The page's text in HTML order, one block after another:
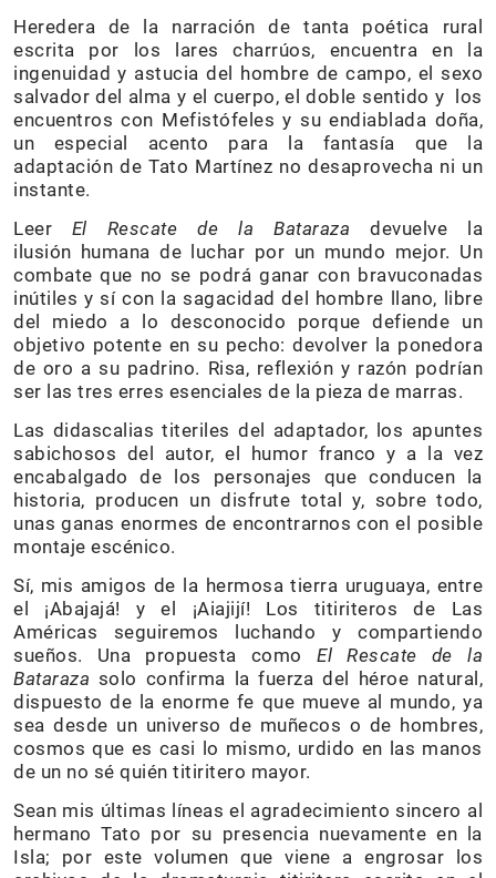
Heredera de la narración de tanta poética rural
escrita por los lares charrúos, encuentra en la
ingenuidad y astucia del hombre de campo, el sexo
salvador del alma y el cuerpo, el doble sentido y los
encuentros con Mefistófeles y su endiablada doña,
un especial acento para la fantasía que la
adaptación de Tato Martínez no desaprovecha ni un
instante.
Leer El Rescate de la Bataraza devuelve la
ilusión humana de luchar por un mundo mejor. Un
combate que no se podrá ganar con bravuconadas
inútiles y sí con la sagacidad del hombre llano, libre
del miedo a lo desconocido porque defiende un
objetivo potente en su pecho: devolver la ponedora
de oro a su padrino. Risa, reflexión y razón podrían
ser las tres erres esenciales de la pieza de marras.
Las didascalias titeriles del adaptador, los apuntes
sabichosos del autor, el humor franco y a la vez
encabalgado de los personajes que conducen la
historia, producen un disfrute total y, sobre todo,
unas ganas enormes de encontrarnos con el posible
montaje escénico.
Sí, mis amigos de la hermosa tierra uruguaya, entre
el ¡Abajajá! y el ¡Aiajijí! Los titiriteros de Las
Américas seguiremos luchando y compartiendo
sueños. Una propuesta comoEl Rescate de la
Bataraza solo confirma la fuerza del héroe natural,
dispuesto de la enorme fe que mueve al mundo, ya
sea desde un universo de muñecos o de hombres,
cosmos que es casi lo mismo, urdido en las manos
de un no sé quién titiritero mayor.
Sean mis últimas líneas el agradecimiento sincero al
hermano Tato por su presencia nuevamente en la
Isla; por este volumen que viene a engrosar los